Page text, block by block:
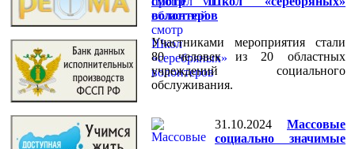
волонтеров
Участниками мероприятия стали
80 человек из 20 областных
учреждений социального
обслуживания.
31.10.2024
Массовые
социально значимые